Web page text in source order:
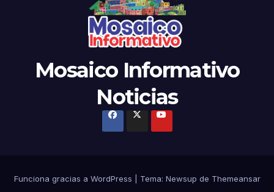
Mosaico Informativo
Noticias
Funciona gracias a WordPress Tema: Newsup de Themeansar